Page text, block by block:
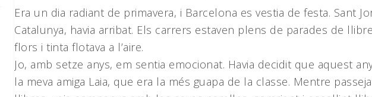
Era un dia radiant de primavera, i Barcelona es vestia de festa. Sant
Catalunya, havia arribat. Els carrers estaven plens de parades de
flors i tinta flotava a l’aire.
Jo, amb setze anys, em sentia emocionat. Havia decidit que aquest
la meva amiga Laia, que era la més guapa de la classe. Mentre